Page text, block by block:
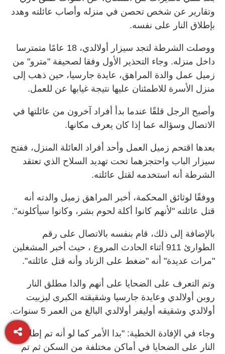
وتقارير عن شخص تحصن في منزله وأصاب عائلته وهدد
بإطلاق النار على نفسه.
ووصلت الشرطة لتجد سيزار أولالدي، 18 عامًا متمترسا
داخل منزله. وجاء التحذير الأول وفقا لصحيفة "مترو" من
زميل عمل والدة المراهق، عايدة جارسيا، حين ذهب إلى
منزل الأسرة للاطمئنان عليها نتيجة غيابها عن للعمل.
وأصبح الرجل قلقًا عندما بدأ أفراد آخرون من عائلتها في
الاتصال وسؤاله عما إذا كان يعرف مكانها.
بعدها اقتحم زميل العمل وأحد أفراد العائلة المنزل، ففتح
سيزار الباب واحتجزهما تحت تهديد السلاح الذي تعتقد
الشرطة أنه استخدمه لقتل عائلته.
ووفقًا لوثائق المحكمة، أخبر المراهق زميل والدته أنه
قتل عائلته "لأنهم كانوا أكلة لحوم بشر، وكانوا سيأكلونه".
بالإضافة إلى ذلك، قام بنفسه بالاتصال على رقم
الطوارئ 911 أثناء الحادث المروع ، حيث أخبر المشغلين
"مرات عديدة" أنه "ضغط على الزناد وأنه قتل عائلته".
وتم التعرف على الضحايا على أنهم والدا مطلق النار
روبن أولالدي وعايدة جارسيا وشقيقته الكبرى ليزبيت
أولالدي وشقيقه أوليفر أولالدي البالغ من العمر 5 سنوات.
وجاء في الإفادة الخطية: "بدا الأمر كما لو أنه تم إطلاق
النار على الضحايا في أماكن مختلفة من السكن ثم تم